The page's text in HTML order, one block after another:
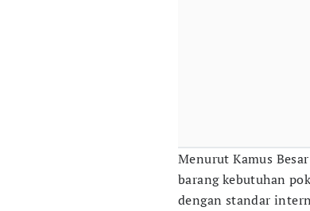
Menurut Kamus
barang kebutuhan
dengan standar